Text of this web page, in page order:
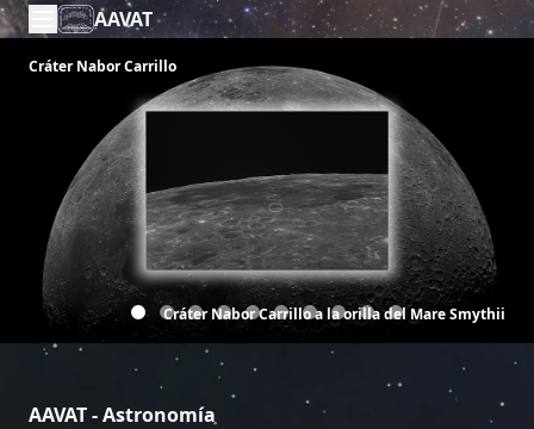
AAVAT
Cráter Nabor Carrillo
Cráter Nabor Carrillo a la orilla del Mare Smythii
AAVAT - Astronomía